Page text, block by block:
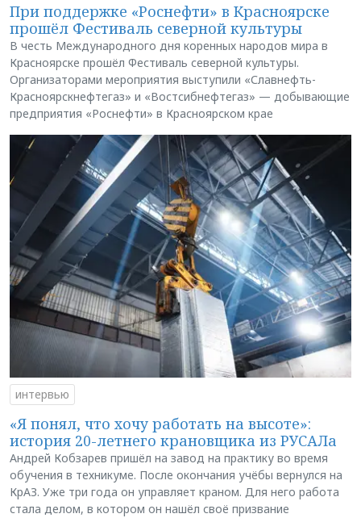
При поддержке «Роснефти» в Красноярске
прошёл Фестиваль северной культуры
В честь Международного дня коренных народов мира в
Красноярске прошёл Фестиваль северной культуры.
Организаторами мероприятия выступили «Славнефть-
Красноярскнефтегаз» и «Востсибнефтегаз» — добывающие
предприятия «Роснефти» в Красноярском крае
интервью
«Я понял, что хочу работать на высоте»:
история 20-летнего крановщика из РУСАЛа
Андрей Кобзарев пришёл на завод на практику во время
обучения в техникуме. После окончания учёбы вернулся на
КрАЗ. Уже три года он управляет краном. Для него работа
стала делом, в котором он нашёл своё призвание